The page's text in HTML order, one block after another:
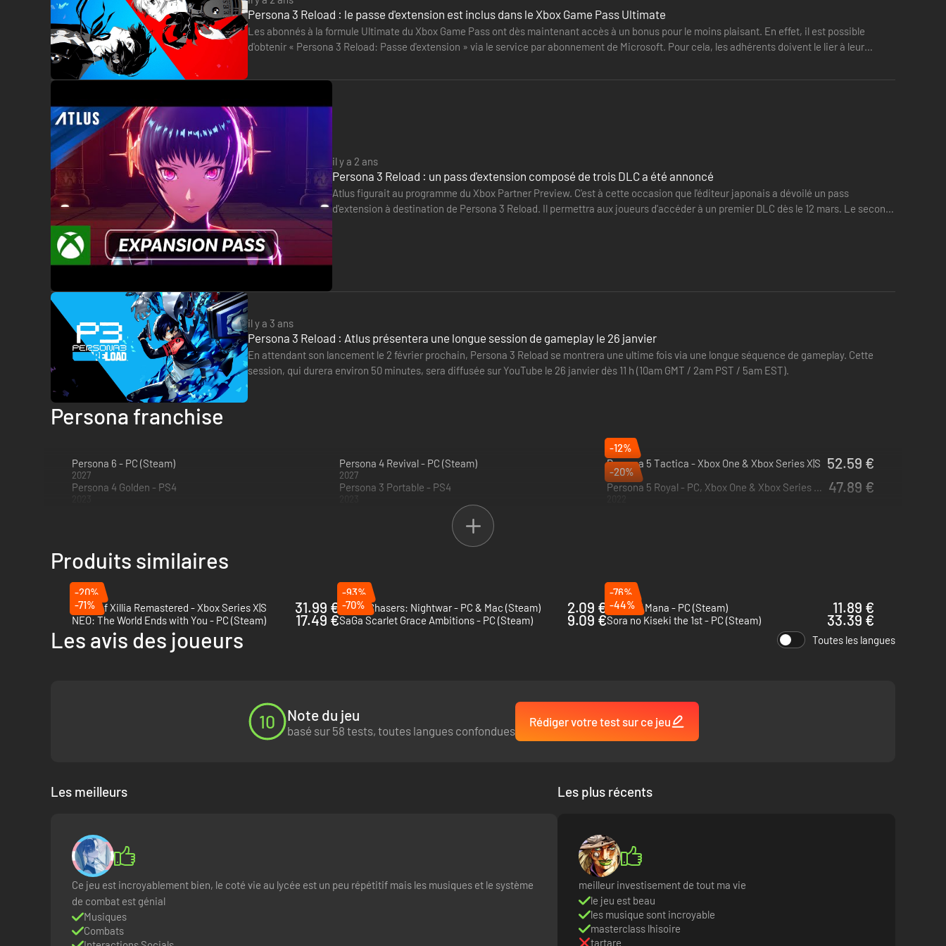
Persona 3 Reload : le passe d'extension est inclus dans le Xbox Game Pass Ultimate
Les abonnés à la formule Ultimate du Xbox Game Pass ont dès maintenant accès à un bonus pour le moins plaisant. En effet, il est possible
d'obtenir « Persona 3 Reload: Passe d'extension » via le service par abonnement de Microsoft. Pour cela, les adhérents doivent le lier à leur
il y a 2 ans
Persona 3 Reload : un pass d'extension composé de trois DLC a été annoncé
Atlus figurait au programme du Xbox Partner Preview. C'est à cette occasion que l'éditeur japonais a dévoilé un pass
d'extension à destination de Persona 3 Reload. Il permettra aux joueurs d'accéder à un premier DLC dès le 12 mars. Le second
il y a 3 ans
Persona 3 Reload : Atlus présentera une longue session de gameplay le 26 janvier
En attendant son lancement le 2 février prochain, Persona 3 Reload se montrera une ultime fois via une longue séquence de gameplay. Cette
session, qui durera environ 50 minutes, sera diffusée sur YouTube le 26 janvier dès 11 h (10am GMT / 2am PST / 5am EST).
Persona franchise
Persona 6 - PC (Steam)
2027
Persona 4 Revival - PC (Steam)
2027
-12%
Persona 5 Tactica - Xbox One & Xbox Series X|S
2023
52.59 €
Persona 4 Golden - PS4 Persona 3 Portable - PS4
-20%
Persona 5 Royal - PC, Xbox One & Xbox Series X|S (Microsoft Store)
47.89 €
Produits similaires
-20%
Tales of Xillia Remastered - Xbox Series X|S
31.99 €
-93%
Battle Chasers: Nightwar - PC & Mac (Steam)
2.09 €
-76%
Trials of Mana - PC (Steam)
11.89 €
-71%
NEO: The World Ends with You - PC (Steam)
17.49 €
-70%
SaGa Scarlet Grace Ambitions - PC (Steam)
9.09 €
-44%
Sora no Kiseki the 1st - PC (Steam)
33.39 €
Les avis des joueurs Toutes les langues
10 Note du jeu
basé sur 58 tests, toutes langues confondues
Rédiger votre test sur ce jeu
Les meilleurs
Ce jeu est incroyablement bien, le coté vie au lycée est un peu répétitif mais les musiques et le système
de combat est génial
Musiques
Combats
Les plus récents
meilleur investisement de tout ma vie
le jeu est beau
les musique sont incroyable
masterclass lhisoire
tartare